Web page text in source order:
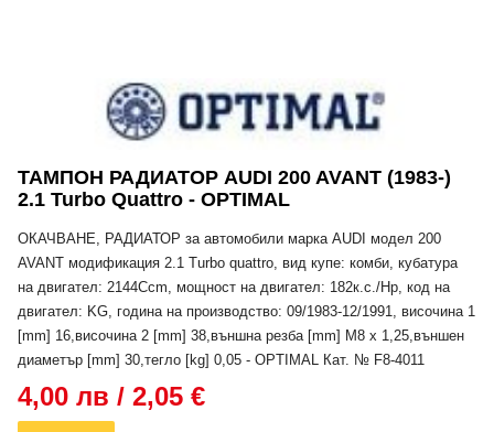
ТАМПОН РАДИАТОР AUDI 200 AVANT (1983-)
2.1 Turbo Quattro - OPTIMAL
ОКАЧВАНЕ, РАДИАТОР за автомобили марка AUDI модел 200
AVANT модификация 2.1 Turbo quattro, вид купе: комби, кубатура
на двигател: 2144Ccm, мощност на двигател: 182к.с./Hp, код на
двигател: KG, година на производство: 09/1983-12/1991, височина 1
[mm] 16,височина 2 [mm] 38,външна резба [mm] M8 x 1,25,външен
диаметър [mm] 30,тегло [kg] 0,05 - OPTIMAL Кат. № F8-4011
4,00 лв / 2,05 €